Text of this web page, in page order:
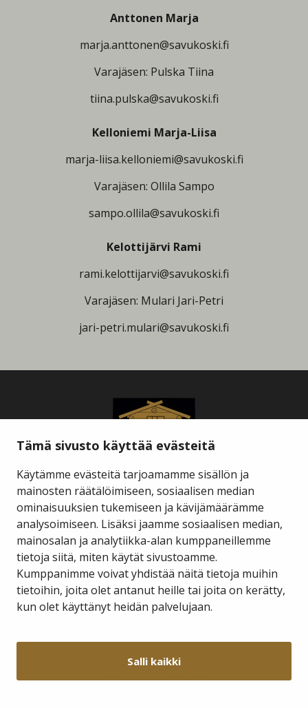
Tämä sivusto käyttää evästeitä
Käytämme evästeitä tarjoamamme sisällön ja
mainosten räätälöimiseen, sosiaalisen median
ominaisuuksien tukemiseen ja kävijämäärämme
analysoimiseen. Lisäksi jaamme sosiaalisen median,
mainosalan ja analytiikka-alan kumppaneillemme
tietoja siitä, miten käytät sivustoamme.
Kumppanimme voivat yhdistää näitä tietoja muihin
tietoihin, joita olet antanut heille tai joita on kerätty,
kun olet käyttänyt heidän palvelujaan.
Salli kaikki
Anttonen Marja
marja.anttonen@savukoski.fi
Varajäsen: Pulska Tiina
tiina.pulska@savukoski.fi
Kelloniemi Marja-Liisa
marja-liisa.kelloniemi@savukoski.fi
Varajäsen: Ollila Sampo
sampo.ollila@savukoski.fi
Kelottijärvi Rami
rami.kelottijarvi@savukoski.fi
Varajäsen: Mulari Jari-Petri
jari-petri.mulari@savukoski.fi
Savukosken kunta
Kauppakuja 2 A 1
98800 Savukoski
hallinto@savukoski.fi
Y-tunnus: 0210704-7